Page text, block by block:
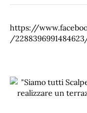
https://
/